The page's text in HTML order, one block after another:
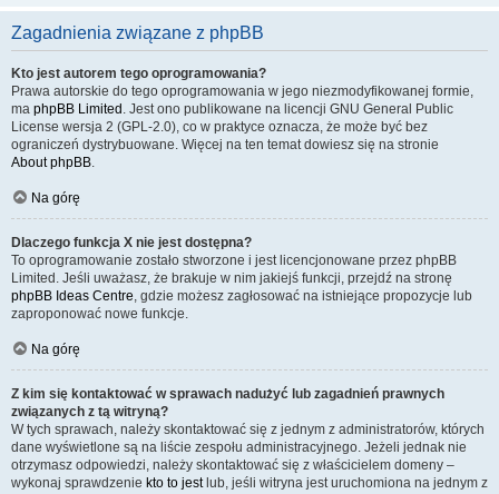
Zagadnienia związane z phpBB
Kto jest autorem tego oprogramowania?
Prawa autorskie do tego oprogramowania w jego niezmodyfikowanej formie,
ma phpBB Limited . Jest ono publikowane na licencji GNU General Public
License wersja 2 (GPL-2.0), co w praktyce oznacza, że może być bez
ograniczeń dystrybuowane. Więcej na ten temat dowiesz się na stronie
About phpBB.
Na górę
Dlaczego funkcja X nie jest dostępna?
To oprogramowanie zostało stworzone i jest licencjonowane przez phpBB
Limited. Jeśli uważasz, że brakuje w nim jakiejś funkcji, przejdź na stronę
phpBB Ideas Centre, gdzie możesz zagłosować na istniejące propozycje lub
zaproponować nowe funkcje.
Na górę
Z kim się kontaktować w sprawach nadużyć lub zagadnień prawnych
związanych z tą witryną?
W tych sprawach, należy skontaktować się z jednym z administratorów, których
dane wyświetlone są na liście zespołu administracyjnego. Jeżeli jednak nie
otrzymasz odpowiedzi, należy skontaktować się z właścicielem domeny –
wykonaj sprawdzenie kto to jestlub, jeśli witryna jest uruchomiona na jednym z